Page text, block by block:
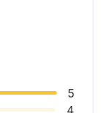
5
4